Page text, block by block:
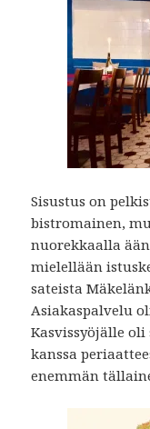
Sisustus on
bistromainen,
nuorekkaalla
mielellään
sateista
Asiakaspalvelu
Kasvissyöjälle
kanssa
enemmän